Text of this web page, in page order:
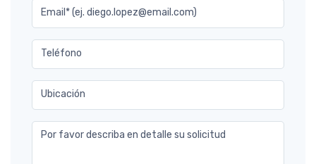
Email* (ej. diego.lopez@email.com)
Teléfono
Ubicación
Por favor describa en detalle su solicitud